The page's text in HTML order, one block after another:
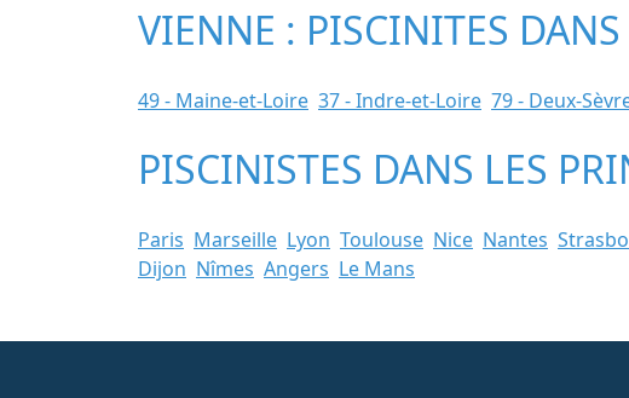
VIENNE : PISCINITES
49 - Maine-et-Loire 37 - Indre-et-Loire 79 - Deux-
PISCINISTES DANS LES
Paris Marseille Lyon Toulouse Nice Nantes
Dijon Nîmes Angers Le Mans